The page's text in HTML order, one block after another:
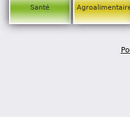
Santé